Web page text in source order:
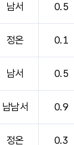
남서 0.5
정온 0.1
남서 0.5
남남서 0.9
정온 0.3